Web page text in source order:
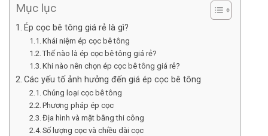
Mục lục
Ép cọc bê tông giá rẻ là gì?
Khái niệm ép cọc bê tông
Thế nào là ép cọc bê tông giá rẻ?
Khi nào nên chọn ép cọc bê tông giá rẻ?
Các yếu tố ảnh hưởng đến giá ép cọc bê tông
Chủng loại cọc bê tông
Phương pháp ép cọc
Địa hình và mặt bằng thi công
Số lượng cọc và chiều dài cọc